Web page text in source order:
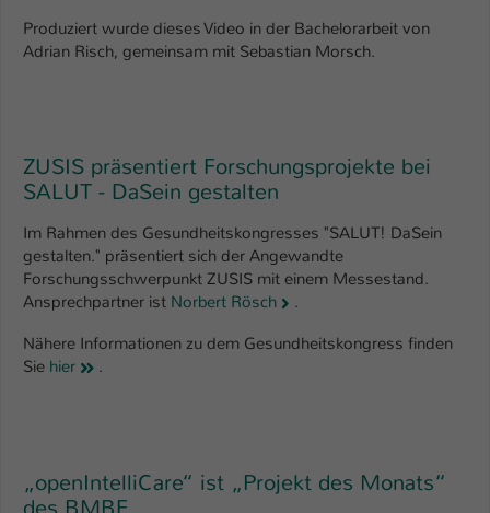
Produziert wurde dieses Video in der Bachelorarbeit von
Adrian Risch, gemeinsam mit Sebastian Morsch.
ZUSIS präsentiert Forschungsprojekte bei
SALUT - DaSein gestalten
Im Rahmen des Gesundheitskongresses "SALUT! DaSein
gestalten." präsentiert sich der Angewandte
Forschungsschwerpunkt ZUSIS mit einem Messestand.
Ansprechpartner ist Norbert Rösch
.
Nähere Informationen zu dem Gesundheitskongress finden
Sie hier .
„openIntelliCare“ ist „Projekt des Monats“